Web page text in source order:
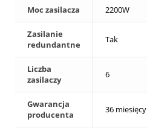
Moc zasilacza 2200W
Zasilanie
redundantne
Tak
Liczba
zasilaczy
6
Gwarancja
producenta
36 miesięcy